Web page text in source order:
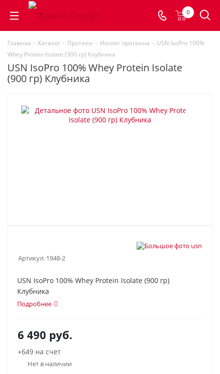
0
Главная - Каталог - Протеин - Изолят протеина - USN IsoPro 100%
Whey Protein Isolate (900 гр) Клубника
USN IsoPro 100% Whey Protein Isolate
(900 гр) Клубника
Артикул: 1948-2
USN IsoPro 100% Whey Protein Isolate (900 гр)
Клубника
Подробнее
6 490 руб.
+649 на счет
Нет в наличии